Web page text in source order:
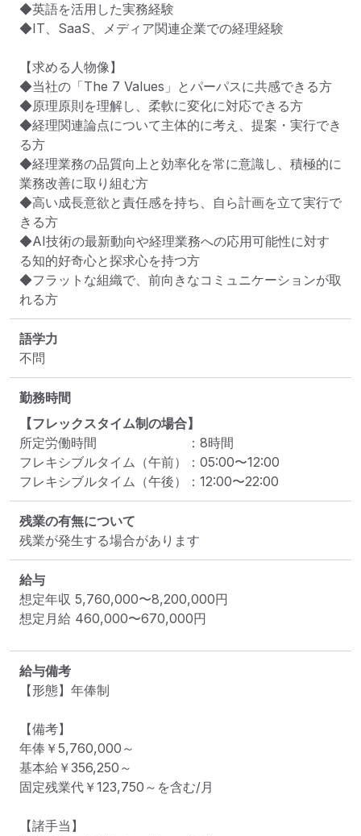
◆英語を活用した実務経験
◆IT、SaaS、メディア関連企業での経理経験
【求める人物像】
◆当社の「The 7 Values」とパーパスに共感できる方
◆原理原則を理解し、柔軟に変化に対応できる方
◆経理関連論点について主体的に考え、提案・実行でき
る方
◆経理業務の品質向上と効率化を常に意識し、積極的に
業務改善に取り組む方
◆高い成長意欲と責任感を持ち、自ら計画を立て実行で
きる方
◆AI技術の最新動向や経理業務への応用可能性に対す
る知的好奇心と探求心を持つ方
◆フラットな組織で、前向きなコミュニケーションが取
れる方
語学力
不問
勤務時間
【フレックスタイム制の場合】
所定労働時間
： 8時間
フレキシブルタイム（午前）
： 05:00〜12:00
フレキシブルタイム（午後）
： 12:00〜22:00
残業の有無について
残業が発生する場合があります
給与
想定年収 5,760,000〜8,200,000円
想定月給 460,000〜670,000円
給与備考
【形態】年俸制
【備考】
年俸￥5,760,000～
基本給￥356,250～
固定残業代￥123,750～を含む/月
【諸手当】